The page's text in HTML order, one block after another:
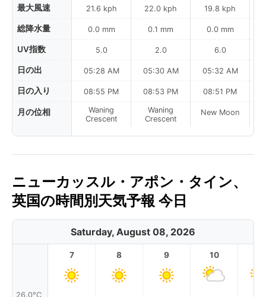
最大風速
総降水量
UV指数
日の出
日の入り
月の位相
21.6 kph
0.0 mm
5.0
05:28 AM
08:55 PM
Waning
Crescent
22.0 kph
0.1 mm
2.0
05:30 AM
08:53 PM
Waning
Crescent
19.8 kph
0.0 mm
6.0
05:32 AM
08:51 PM
New Moon
ニューカッスル・アポン・タイン、
英国の時間別天気予報 今日
Saturday, August 08, 2026
26.0°C
7 8 9 10